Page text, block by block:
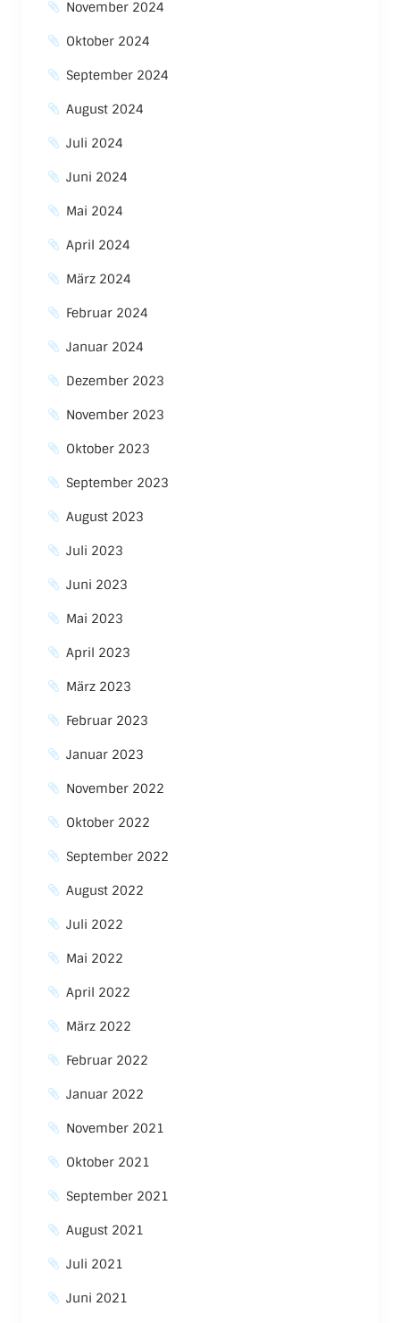
November 2024
Oktober 2024
September 2024
August 2024
Juli 2024
Juni 2024
Mai 2024
April 2024
März 2024
Februar 2024
Januar 2024
Dezember 2023
November 2023
Oktober 2023
September 2023
August 2023
Juli 2023
Juni 2023
Mai 2023
April 2023
März 2023
Februar 2023
Januar 2023
November 2022
Oktober 2022
September 2022
August 2022
Juli 2022
Mai 2022
April 2022
März 2022
Februar 2022
Januar 2022
November 2021
Oktober 2021
September 2021
August 2021
Juli 2021
Juni 2021